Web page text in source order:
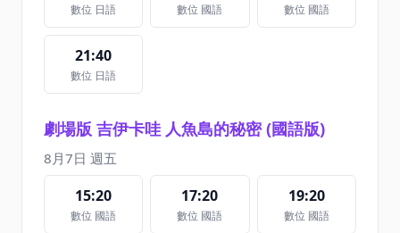
數位 日語 數位 國語 數位 國語
21:40
數位 日語
劇場版 吉伊卡哇 人魚島的秘密 (國語版)
8月7日 週五
15:20
數位 國語
17:20
數位 國語
19:20
數位 國語